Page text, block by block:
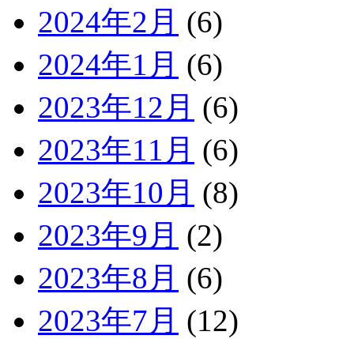
2024年2月 (6)
2024年1月 (6)
2023年12月 (6)
2023年11月 (6)
2023年10月 (8)
2023年9月 (2)
2023年8月 (6)
2023年7月 (12)